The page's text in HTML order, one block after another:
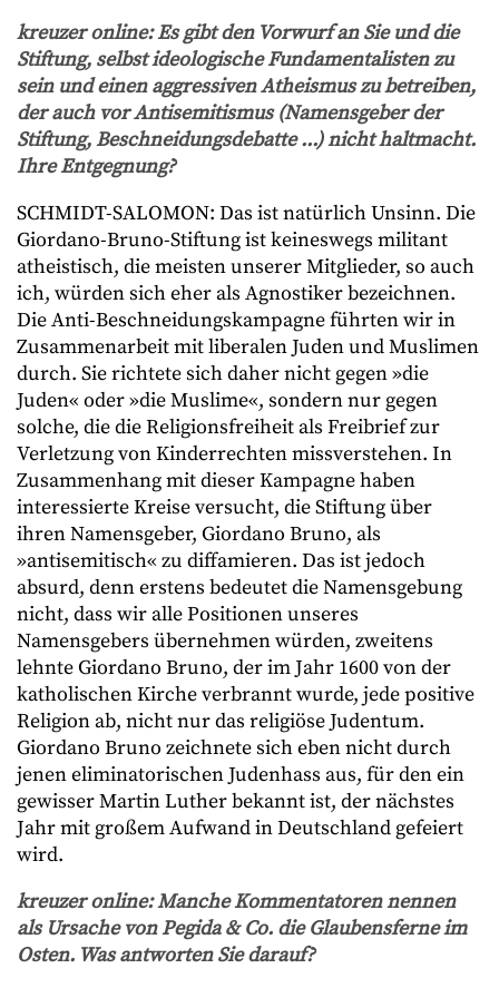
kreuzer online: Es gibt den Vorwurf an Sie und die
Stiftung, selbst ideologische Fundamentalisten zu
sein und einen aggressiven Atheismus zu betreiben,
der auch vor Antisemitismus (Namensgeber der
Stiftung, Beschneidungsdebatte ...) nicht haltmacht.
Ihre Entgegnung?
SCHMIDT-SALOMON: Das ist natürlich Unsinn. Die
Giordano-Bruno-Stiftung ist keineswegs militant
atheistisch, die meisten unserer Mitglieder, so auch
ich, würden sich eher als Agnostiker bezeichnen.
Die Anti-Beschneidungskampagne führten wir in
Zusammenarbeit mit liberalen Juden und Muslimen
durch. Sie richtete sich daher nicht gegen »die
Juden« oder »die Muslime«, sondern nur gegen
solche, die die Religionsfreiheit als Freibrief zur
Verletzung von Kinderrechten missverstehen. In
Zusammenhang mit dieser Kampagne haben
interessierte Kreise versucht, die Stiftung über
ihren Namensgeber, Giordano Bruno, als
»antisemitisch« zu diffamieren. Das ist jedoch
absurd, denn erstens bedeutet die Namensgebung
nicht, dass wir alle Positionen unseres
Namensgebers übernehmen würden, zweitens
lehnte Giordano Bruno, der im Jahr 1600 von der
katholischen Kirche verbrannt wurde, jede positive
Religion ab, nicht nur das religiöse Judentum.
Giordano Bruno zeichnete sich eben nicht durch
jenen eliminatorischen Judenhass aus, für den ein
gewisser Martin Luther bekannt ist, der nächstes
Jahr mit großem Aufwand in Deutschland gefeiert
wird.
kreuzer online: Manche Kommentatoren nennen
als Ursache von Pegida & Co. die Glaubensferne im
Osten. Was antworten Sie darauf?